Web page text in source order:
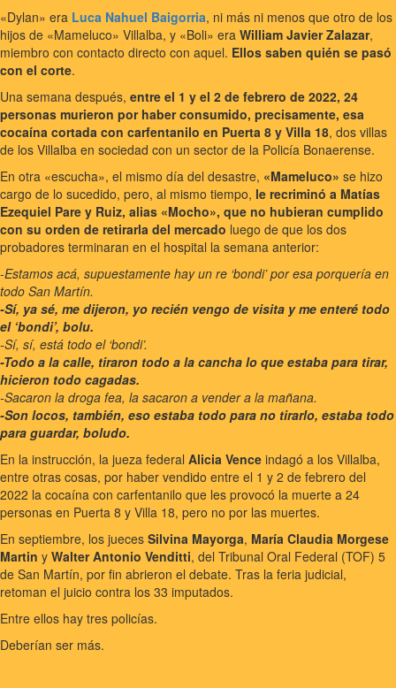
«Dylan» era Luca Nahuel Baigorria, ni más ni menos que otro de los
hijos de «Mameluco» Villalba, y «Boli» era William Javier Zalazar,
miembro con contacto directo con aquel. Ellos saben quién se pasó
con el corte.
Una semana después, entre el 1 y el 2 de febrero de 2022, 24
personas murieron por haber consumido, precisamente, esa
cocaína cortada con carfentanilo en Puerta 8 y Villa 18, dos villas
de los Villalba en sociedad con un sector de la Policía Bonaerense.
En otra «escucha», el mismo día del desastre, «Mameluco» se hizo
cargo de lo sucedido, pero, al mismo tiempo, le recriminó a Matías
Ezequiel Pare y Ruiz, alias «Mocho», que no hubieran cumplido
con su orden de retirarla del mercado luego de que los dos
probadores terminaran en el hospital la semana anterior:
-Estamos acá, supuestamente hay un re ‘bondi’ por esa porquería en
todo San Martín.
-Sí, ya sé, me dijeron, yo recién vengo de visita y me enteré todo
el ‘bondi’, bolu.
-Sí, sí, está todo el ‘bondi’.
-Todo a la calle, tiraron todo a la cancha lo que estaba para tirar,
hicieron todo cagadas.
-Sacaron la droga fea, la sacaron a vender a la mañana.
-Son locos, también, eso estaba todo para no tirarlo, estaba todo
para guardar, boludo.
En la instrucción, la jueza federal Alicia Vence indagó a los Villalba,
entre otras cosas, por haber vendido entre el 1 y 2 de febrero del
2022 la cocaína con carfentanilo que les provocó la muerte a 24
personas en Puerta 8 y Villa 18, pero no por las muertes.
En septiembre, los jueces Silvina Mayorga, María Claudia Morgese
Martin y Walter Antonio Venditti, del Tribunal Oral Federal (TOF) 5
de San Martín, por fin abrieron el debate. Tras la feria judicial,
retoman el juicio contra los 33 imputados.
Entre ellos hay tres policías.
Deberían ser más.